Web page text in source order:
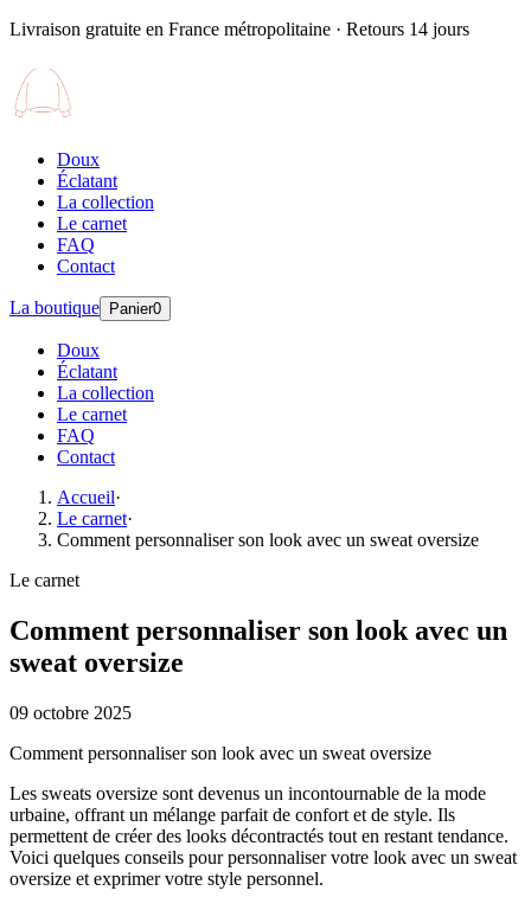
Livraison gratuite en France métropolitaine · Retours 14 jours
Doux
Éclatant
La collection
Le carnet
FAQ
Contact
La boutique Panier0
Doux
Éclatant
La collection
Le carnet
FAQ
Contact
Accueil·
Le carnet·
Comment personnaliser son look avec un sweat oversize
Le carnet
Comment personnaliser son look avec un
sweat oversize
09 octobre 2025
Comment personnaliser son look avec un sweat oversize
Les sweats oversize sont devenus un incontournable de la mode
urbaine, offrant un mélange parfait de confort et de style. Ils
permettent de créer des looks décontractés tout en restant tendance.
Voici quelques conseils pour personnaliser votre look avec un sweat
oversize et exprimer votre style personnel.